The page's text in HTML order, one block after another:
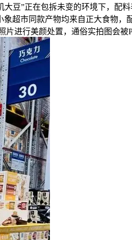
大豆”正在包拆未变的环境下，配
超市同款产物均来自正大食物，
进行美颜处置，通俗实拍图会被